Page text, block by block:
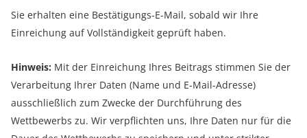
Sie erhalten eine Bestätigungs-E-Mail, sobald wir Ihre
Einreichung auf Vollständigkeit geprüft haben.
Hinweis: Mit der Einreichung Ihres Beitrags stimmen Sie der
Verarbeitung Ihrer Daten (Name und E-Mail-Adresse)
ausschließlich zum Zwecke der Durchführung des
Wettbewerbs zu. Wir verpflichten uns, Ihre Daten nur für die